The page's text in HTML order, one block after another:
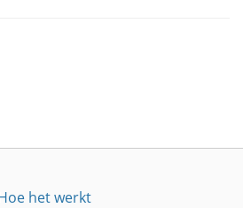
het werkt